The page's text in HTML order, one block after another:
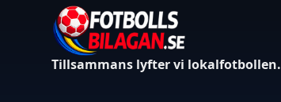
Tillsammans lyfter vi lokalfotbollen.